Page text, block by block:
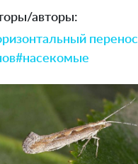
авторы:
перенос
#насекомые